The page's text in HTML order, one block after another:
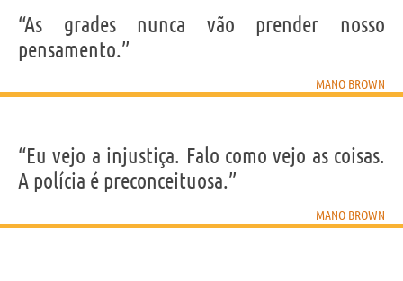
“As grades nunca vão prender nosso
pensamento.”
MANO BROWN
“Eu vejo a injustiça. Falo como vejo as coisas.
A polícia é preconceituosa.”
MANO BROWN